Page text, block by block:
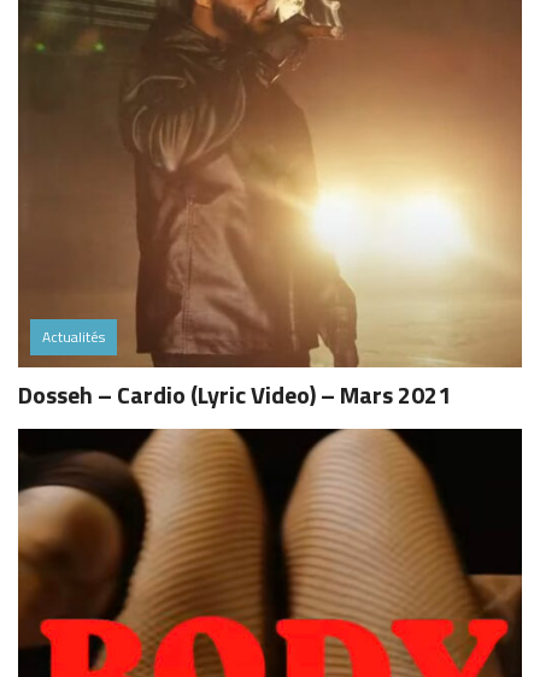
Actualités
Dosseh – Cardio (Lyric Video) – Mars 2021